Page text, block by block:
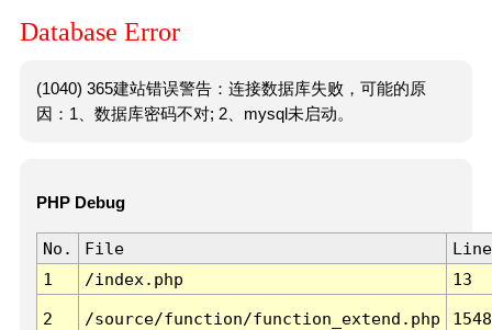
Database Error
(1040) 365建站错误警告：连接数据库失败，可能的原
因：1、数据库密码不对; 2、mysql未启动。
PHP Debug
No. File
Line
1
/index.php 13
2 /source/function/function_extend.php 1548